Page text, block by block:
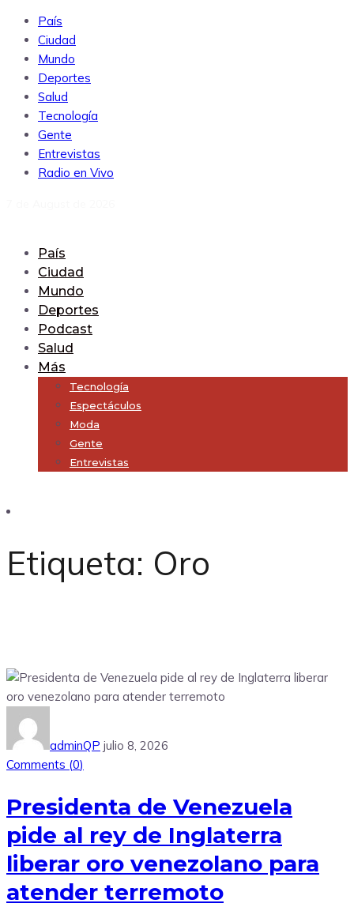
País
Ciudad
Mundo
Deportes
Salud
Tecnología
Gente
Entrevistas
Radio en Vivo
País
Ciudad
Mundo
Deportes
Podcast
Salud
Más
Tecnología
Espectáculos
Moda
Gente
Entrevistas
Etiqueta: Oro
adminQP julio 8, 2026
Comments (0)
Presidenta de Venezuela
pide al rey de Inglaterra
liberar oro venezolano para
atender terremoto